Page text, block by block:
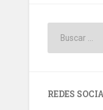
REDES